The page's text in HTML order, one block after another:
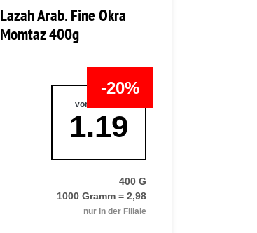
Lazah Arab. Fine Okra
Momtaz 400g
-20%
vorher:
1.19
400 G
1000 Gramm = 2,98
nur in der Filiale